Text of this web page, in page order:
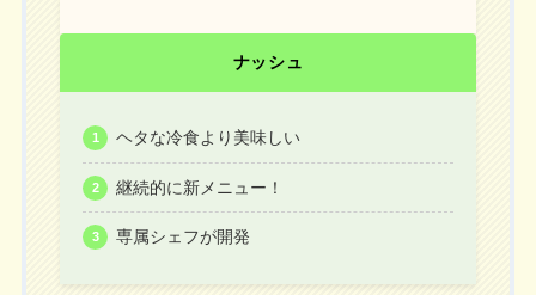
ナッシュ
ヘタな冷食より美味しい
継続的に新メニュー！
専属シェフが開発